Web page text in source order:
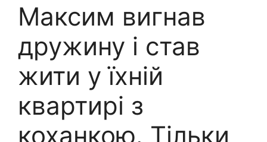
Максим вигнав
дружину і став
жити у їхній
квартирі з
коханкою. Тільки